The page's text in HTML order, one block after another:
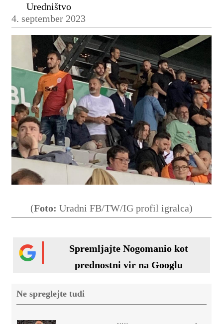
Uredništvo
4. september 2023
(Foto: Uradni FB/TW/IG profil igralca)
Spremljajte Nogomanio kot
prednostni vir na Googlu
Ne spreglejte tudi